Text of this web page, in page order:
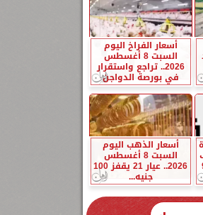
أسعار الفراخ اليوم
السبت 8 أغسطس
2026.. تراجع واستقرار
في بورصة الدواجن
أسعار الذهب اليوم
السبت 8 أغسطس
2026.. عيار 21 يقفز 100
جنيه...